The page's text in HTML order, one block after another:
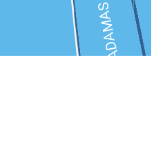
ADAMAS